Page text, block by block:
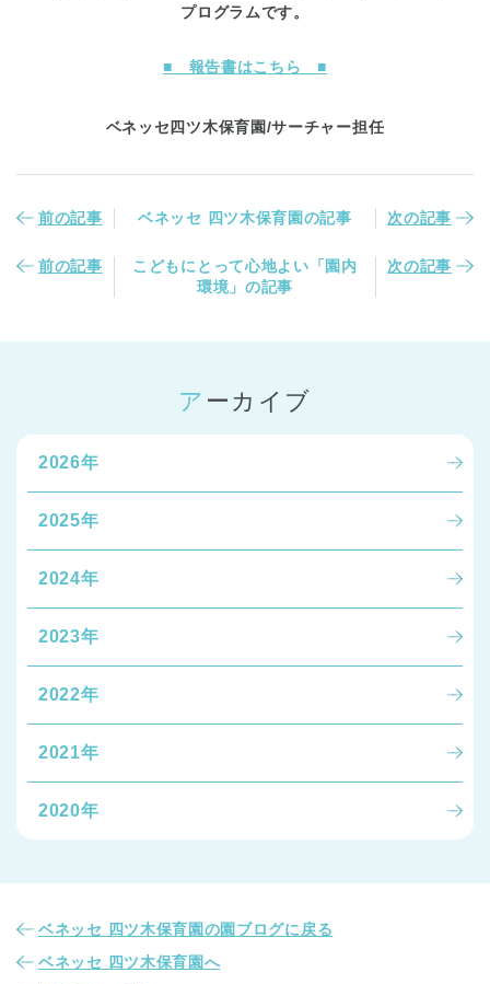
プログラムです。
■ 報告書はこちら ■
ベネッセ四ツ木保育園/サーチャー担任
前の記事 ベネッセ 四ツ木保育園の記事 次の記事
前の記事
こどもにとって心地よい「園内
環境」の記事
次の記事
アーカイブ
2026年
2025年
2024年
2023年
2022年
2021年
2020年
ベネッセ 四ツ木保育園の園ブログに戻る
ベネッセ 四ツ木保育園へ